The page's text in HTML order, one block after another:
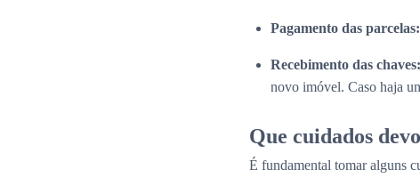
Pagamento das parcelas:
Recebimento das chaves:
novo imóvel. Caso haja
Que cuidados
É fundamental tomar alguns